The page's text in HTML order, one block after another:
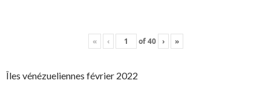
« ‹ of40 › »
Îles vénézueliennes février 2022